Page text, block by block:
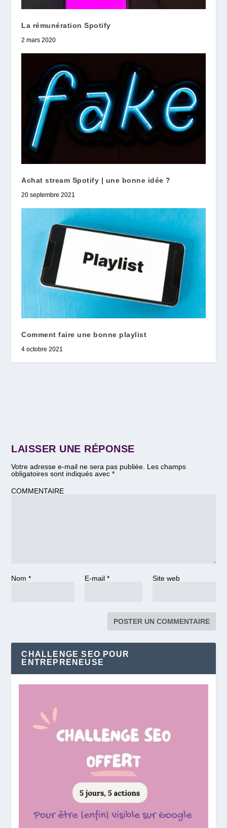
La rémunération Spotify
2 mars 2020
Achat stream Spotify | une bonne idée ?
20 septembre 2021
Comment faire une bonne playlist
4 octobre 2021
LAISSER UNE RÉPONSE
Votre adresse e-mail ne sera pas publiée. Les champs
obligatoires sont indiqués avec*
COMMENTAIRE
Nom* E-mail * Site web
CHALLENGE SEO POUR
ENTREPRENEUSE